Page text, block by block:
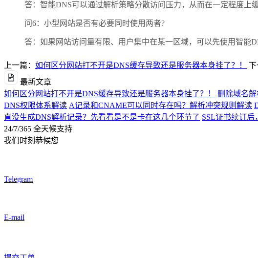
答：智能DNS可以通过解析策略分散访问压力，从而在一定程度上
问6：小型网站是否有必要同时使用两者?
答：如果网站访问量有限、用户集中在某一区域，可以先使用智能
上一篇： 如何区分网站打不开是DNS缓存导致还是服务器本身挂了？！ 下
最新文章
如何区分网站打不开是DNS缓存导致还是服务器本身挂了？！
删除域名解
DNS权限体系解读 A记录和CNAME可以同时存在吗？解析冲突规则解读
直没生成DNS解析记录？先看看是不是卡在这几个环节了 SSL证书续订后
24/7/365 全天候支持
我们时刻恭候您
Telegram
E-mail